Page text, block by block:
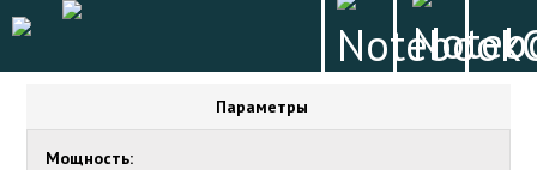
Параметры
Мощность: